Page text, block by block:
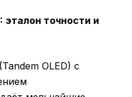
эталон точности и
OLED) с